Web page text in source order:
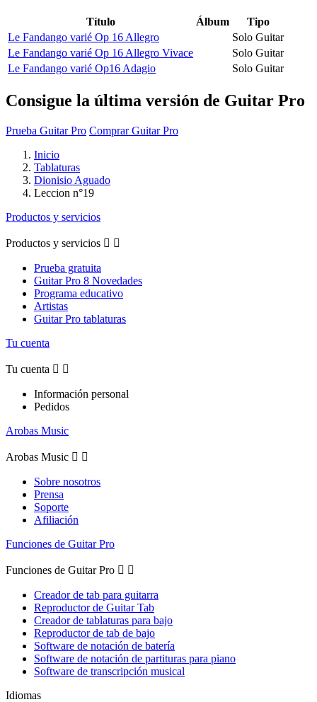
Título Álbum
Tipo
Le Fandango varié Op 16 Allegro
Solo Guitar
Le Fandango varié Op 16 Allegro Vivace
Solo Guitar
Le Fandango varié Op16 Adagio
Solo Guitar
Consigue la última versión de Guitar Pro
Prueba Guitar Pro Comprar Guitar Pro
Inicio
Tablaturas
Dionisio Aguado
Leccion n°19
Productos y servicios
Productos y servicios  
Prueba gratuita
Guitar Pro 8 Novedades
Programa educativo
Artistas
Guitar Pro tablaturas
Tu cuenta
Tu cuenta  
Información personal
Pedidos
Arobas Music
Arobas Music  
Sobre nosotros
Prensa
Soporte
Afiliación
Funciones de Guitar Pro
Funciones de Guitar Pro  
Creador de tab para guitarra
Reproductor de Guitar Tab
Creador de tablaturas para bajo
Reproductor de tab de bajo
Software de notación de batería
Software de notación de partituras para piano
Software de transcripción musical
Idiomas